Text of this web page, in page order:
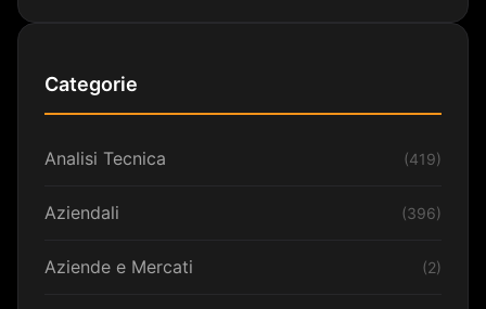
Categorie
Analisi Tecnica (419)
Aziendali (396)
Aziende e Mercati (2)